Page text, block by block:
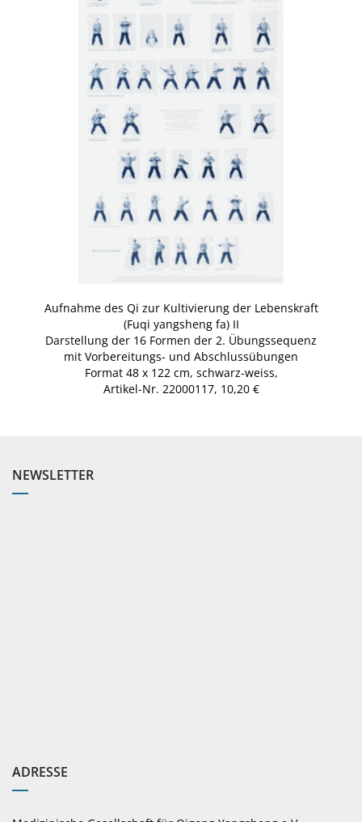
Aufnahme des Qi zur Kultivierung der Lebenskraft
(Fuqi yangsheng fa) II
Darstellung der 16 Formen der 2. Übungssequenz
mit Vorbereitungs- und Abschlussübungen
Format 48 x 122 cm, schwarz-weiss,
Artikel-Nr. 22000117, 10,20 €
NEWSLETTER
ADRESSE